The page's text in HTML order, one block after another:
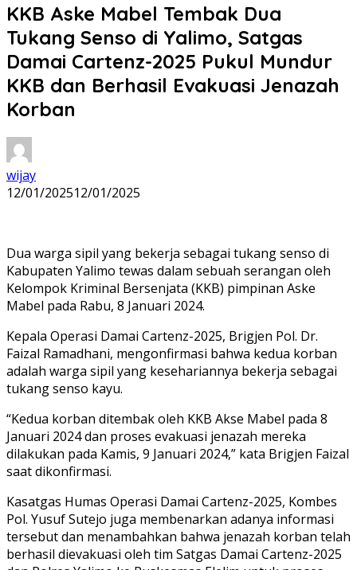
KKB Aske Mabel Tembak Dua
Tukang Senso di Yalimo, Satgas
Damai Cartenz-2025 Pukul Mundur
KKB dan Berhasil Evakuasi Jenazah
Korban
wijay
12/01/202512/01/2025
Dua warga sipil yang bekerja sebagai tukang senso di
Kabupaten Yalimo tewas dalam sebuah serangan oleh
Kelompok Kriminal Bersenjata (KKB) pimpinan Aske
Mabel pada Rabu, 8 Januari 2024.
Kepala Operasi Damai Cartenz-2025, Brigjen Pol. Dr.
Faizal Ramadhani, mengonfirmasi bahwa kedua korban
adalah warga sipil yang kesehariannya bekerja sebagai
tukang senso kayu.
“Kedua korban ditembak oleh KKB Akse Mabel pada 8
Januari 2024 dan proses evakuasi jenazah mereka
dilakukan pada Kamis, 9 Januari 2024,” kata Brigjen Faizal
saat dikonfirmasi.
Kasatgas Humas Operasi Damai Cartenz-2025, Kombes
Pol. Yusuf Sutejo juga membenarkan adanya informasi
tersebut dan menambahkan bahwa jenazah korban telah
berhasil dievakuasi oleh tim Satgas Damai Cartenz-2025